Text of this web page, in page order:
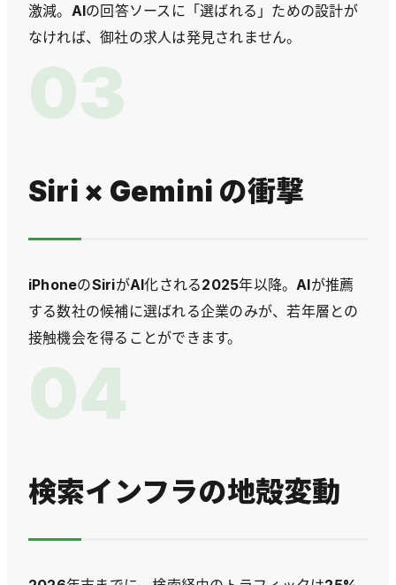
激減。AIの回答ソースに「選ばれる」ための設計が
なければ、御社の求人は発見されません。
03
Siri × Gemini の衝撃
iPhoneのSiriがAI化される2025年以降。AIが推薦
する数社の候補に選ばれる企業のみが、若年層との
接触機会を得ることができます。
04
検索インフラの地殻変動